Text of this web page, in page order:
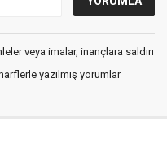
veya imalar, inançlara saldırı
yazılmış yorumlar